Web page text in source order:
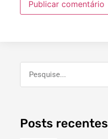
Posts recentes